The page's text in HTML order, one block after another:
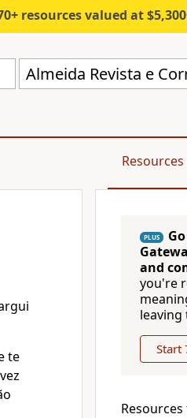
resources valued at $5,300+—plans start
Almeida Revista e
Resources
te
PLUS
and
you're
leaving
Start